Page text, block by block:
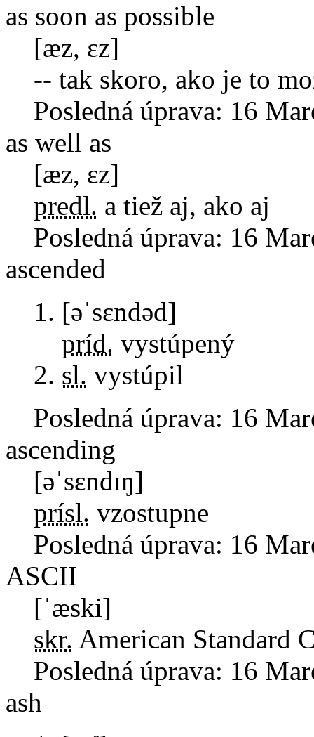
as soon as possible
[æz, ɛz]
-- tak skoro, ako je to
Posledná úprava: 16
as well as
[æz, ɛz]
predl. a tiež aj, ako aj
Posledná úprava: 16
ascended
[əˈsɛndəd]
príd. vystúpený
sl. vystúpil
Posledná úprava: 16
ascending
[əˈsɛndɪŋ]
prísl. vzostupne
Posledná úprava: 16
ASCII
[ˈæski]
skr. American Standard
Posledná úprava: 16
ash